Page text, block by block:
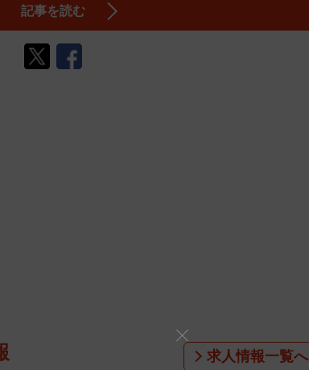
記事を読む
求人情報一覧へ